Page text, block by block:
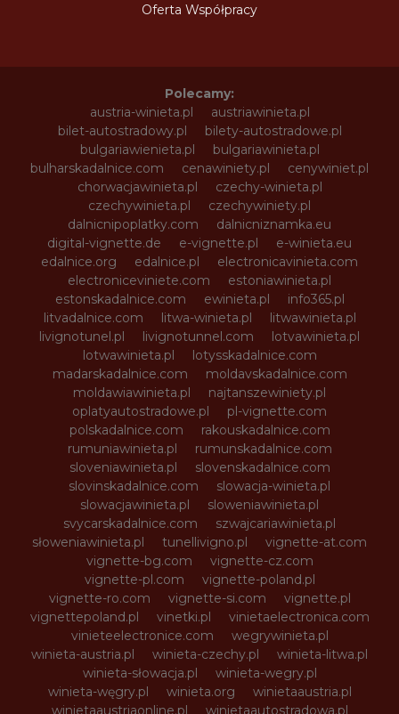
Oferta Współpracy
Polecamy:
austria-winieta.pl
austriawinieta.pl
bilet-autostradowy.pl
bilety-autostradowe.pl
bulgariawienieta.pl
bulgariawinieta.pl
bulharskadalnice.com
cenawiniety.pl
cenywiniet.pl
chorwacjawinieta.pl
czechy-winieta.pl
czechywinieta.pl
czechywiniety.pl
dalnicnipoplatky.com
dalnicniznamka.eu
digital-vignette.de
e-vignette.pl
e-winieta.eu
edalnice.org
edalnice.pl
electronicavinieta.com
electroniceviniete.com
estoniawinieta.pl
estonskadalnice.com
ewinieta.pl
info365.pl
litvadalnice.com
litwa-winieta.pl
litwawinieta.pl
livignotunel.pl
livignotunnel.com
lotvawinieta.pl
lotwawinieta.pl
lotysskadalnice.com
madarskadalnice.com
moldavskadalnice.com
moldawiawinieta.pl
najtanszewiniety.pl
oplatyautostradowe.pl
pl-vignette.com
polskadalnice.com
rakouskadalnice.com
rumuniawinieta.pl
rumunskadalnice.com
sloveniawinieta.pl
slovenskadalnice.com
slovinskadalnice.com
slowacja-winieta.pl
slowacjawinieta.pl
sloweniawinieta.pl
svycarskadalnice.com
szwajcariawinieta.pl
słoweniawinieta.pl
tunellivigno.pl
vignette-at.com
vignette-bg.com
vignette-cz.com
vignette-pl.com
vignette-poland.pl
vignette-ro.com
vignette-si.com
vignette.pl
vignettepoland.pl
vinetki.pl
vinietaelectronica.com
vinieteelectronice.com
wegrywinieta.pl
winieta-austria.pl
winieta-czechy.pl
winieta-litwa.pl
winieta-słowacja.pl
winieta-wegry.pl
winieta-węgry.pl
winieta.org
winietaaustria.pl
winietaaustriaonline.pl
winietaautostradowa.pl